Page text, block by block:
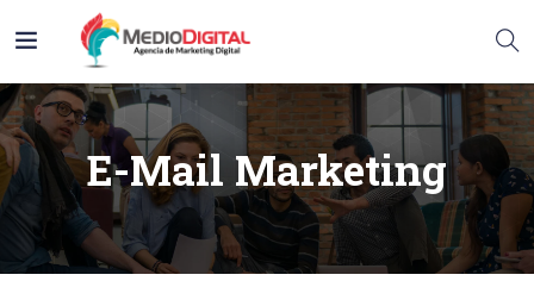
E-Mail Marketing